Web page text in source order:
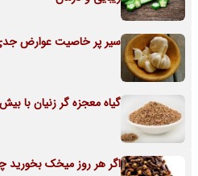
سیر پر خاصیت عوارض
گیاه معجزه گر زنیان با بیش از 50
اگر هر روز میخک بخورید